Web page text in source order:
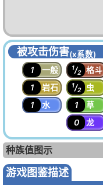
被攻击伤害(x系数)
1 一般 1/2 格斗
1
岩石 1/2 虫
1
水 1 草
0
龙
种族值图示
游戏图鉴描述